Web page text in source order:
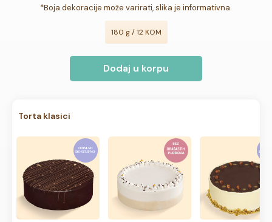
*Boja dekoracije može varirati, slika je informativna.
180 g / 12 KOM
Dodaj u korpu
Torta klasici